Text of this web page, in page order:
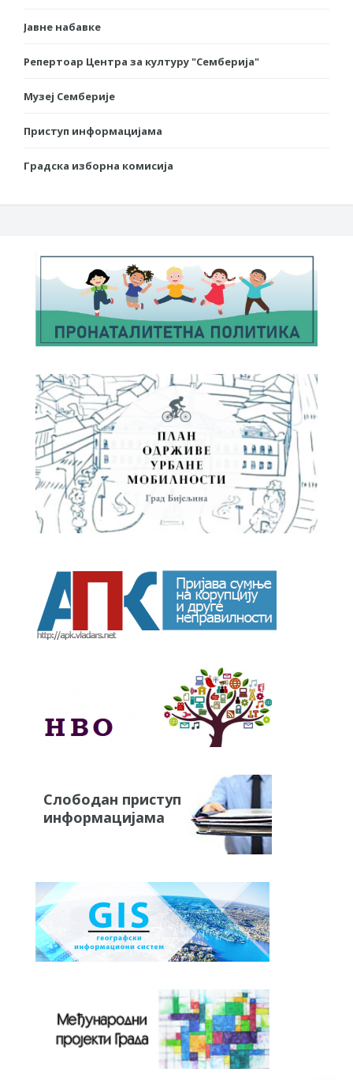
Јавне набавке
Репертоар Центра за културу "Семберија"
Музеј Семберије
Приступ информацијама
Градска изборна комисија
Слободан приступ
информацијама